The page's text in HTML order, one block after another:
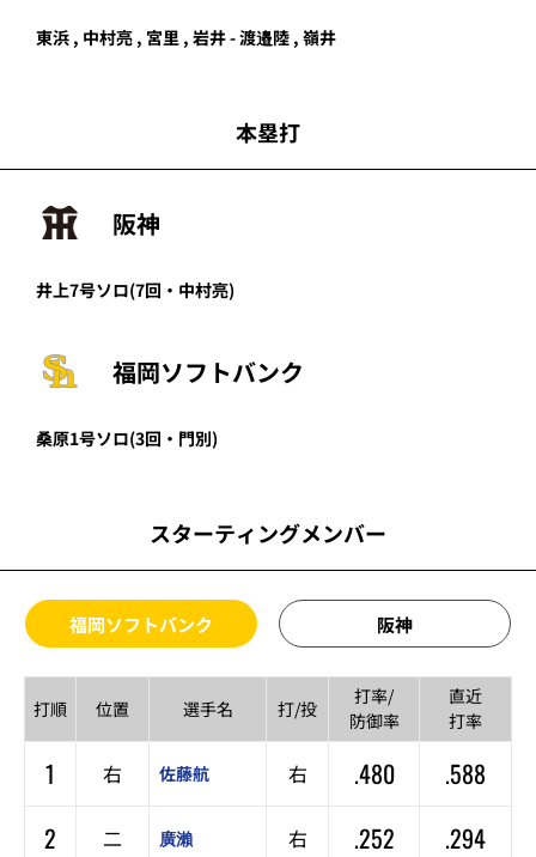
東浜 , 中村亮 , 宮里 , 岩井-渡邉陸 , 嶺井
本塁打
阪神
井上7号ソロ(7回・ 中村亮)
福岡ソフトバンク
桑原1号ソロ(3回・ 門別)
スターティングメンバー
福岡ソフトバンク 阪神
打順 位置 選手名 打/投
打率/
防御率
直近
打率
1 右 佐藤航 右 .480
.588
2
二 廣瀨 右 .252
.294